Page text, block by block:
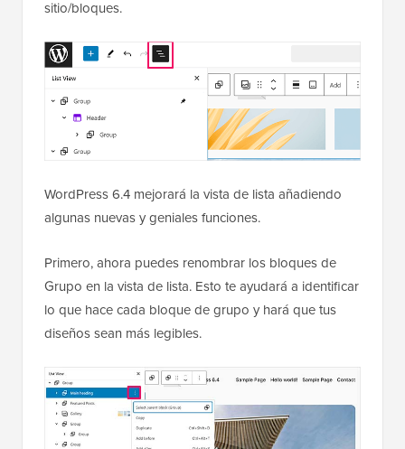
sitio/bloques.
WordPress 6.4 mejorará la vista de lista añadiendo
algunas nuevas y geniales funciones.
Primero, ahora puedes renombrar los bloques de
Grupo en la vista de lista. Esto te ayudará a identificar
lo que hace cada bloque de grupo y hará que tus
diseños sean más legibles.